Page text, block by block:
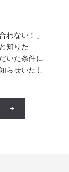
わない！」
知りた
いた条件に
らせいたし